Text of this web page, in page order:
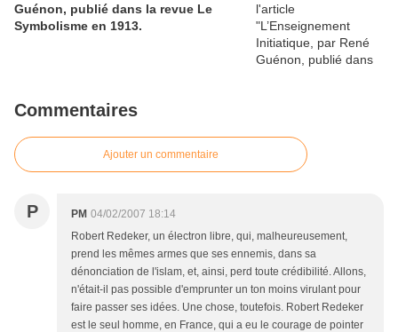
Guénon, publié dans la revue Le
Symbolisme en 1913.
Commentaires
Ajouter un commentaire
P PM 04/02/2007 18:14
Robert Redeker, un électron libre, qui, malheureusement,
prend les mêmes armes que ses ennemis, dans sa
dénonciation de l'islam, et, ainsi, perd toute crédibilité. Allons,
n'était-il pas possible d'emprunter un ton moins virulant pour
faire passer ses idées. Une chose, toutefois. Robert Redeker
est le seul homme, en France, qui a eu le courage de pointer